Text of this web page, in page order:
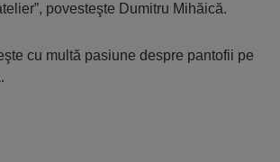
povesteşte Dumitru Mihăică.
cu multă pasiune despre pantofii pe